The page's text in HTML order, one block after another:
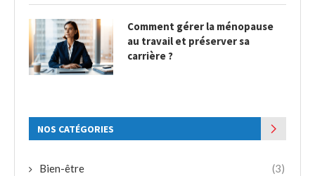
Comment gérer la ménopause
au travail et préserver sa
carrière ?
NOS CATÉGORIES
Bien-être (3)